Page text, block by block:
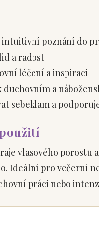
intuitivní poznání do
a radost
léčení a inspiraci
duchovním a
sebeklam a
vlasového porostu
Ideální pro večerní
práci nebo